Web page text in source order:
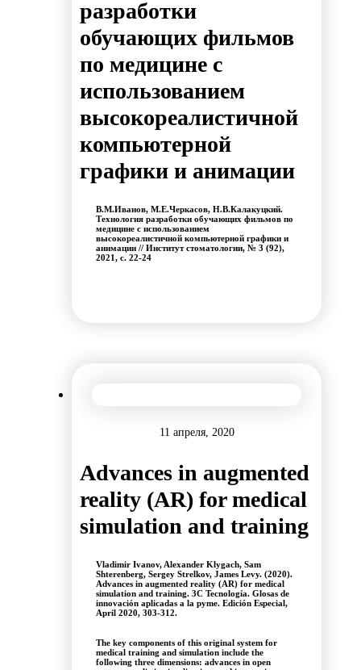
разработки
обучающих фильмов
по медицине с
использованием
высокореалистичной
компьютерной
графики и анимации
В.М.Иванов, М.Е.Черкасов, Н.В.Калакуцкий.
Технология разработки обучающих фильмов по
медицине с использованием
высокореалистичной компьютерной графики и
анимации // Институт стоматологии, № 3 (92),
2021, с. 22-24
11 апреля, 2020
Advances in augmented
reality (AR) for medical
simulation and training
Vladimir Ivanov, Alexander Klygach, Sam
Shterenberg, Sergey Strelkov, James Levy. (2020).
Advances in augmented reality (AR) for medical
simulation and training. 3C Tecnología. Glosas de
innovación aplicadas a la pyme. Edición Especial,
April 2020, 303-312.
The key components of this original system for
medical training and simulation include the
following three dimensions: advances in open